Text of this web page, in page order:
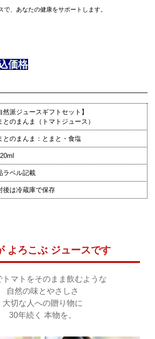
で、あなたの健康をサポートします。
価格
然派ジュースギフトセット】
とのまんま（トマトジュース）
とのまんま：とまと・食塩
ラベル記載
後は冷蔵庫で保存
よろこぶ ジュースです
トマトをそのまま飲むような
自然の味とやさしさ
大切な人への贈り物に
30年続く 本物を。